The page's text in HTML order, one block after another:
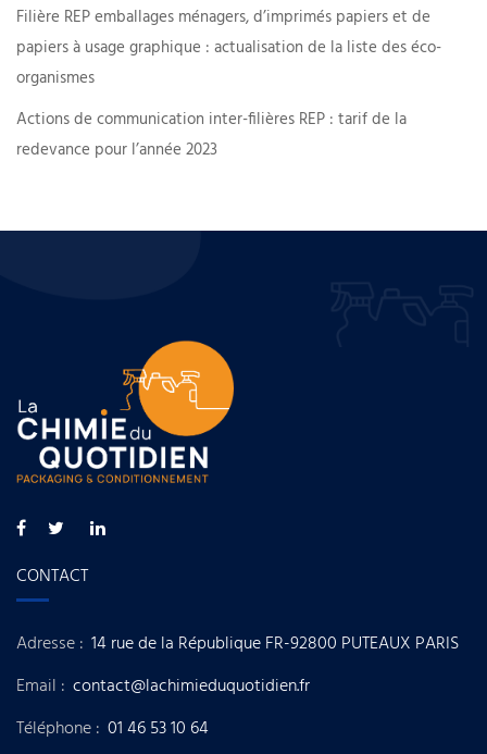
Filière REP emballages ménagers, d’imprimés papiers et de
papiers à usage graphique : actualisation de la liste des éco-
organismes
Actions de communication inter-filières REP : tarif de la
redevance pour l’année 2023
CONTACT
Adresse : 14 rue de la République FR-92800 PUTEAUX PARIS
Email : contact@lachimieduquotidien.fr
Téléphone : 01 46 53 10 64